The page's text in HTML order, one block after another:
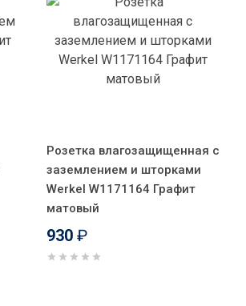
Розетка влагозащищенная с
заземлением и шторками
Werkel W1171164 Графит
матовый
930 ₽